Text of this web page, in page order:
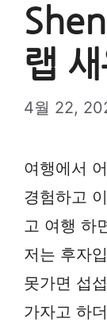
랩
4월 22,
여행에서
경험하고
고 여행 하
저는 후자
못가면 섭
가자고 하